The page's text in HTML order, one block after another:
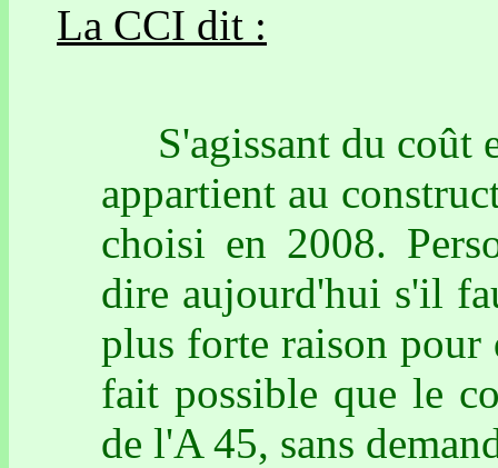
La CCI dit :
S'agissant du coût
appartient au
choisi en 2008.
dire aujourd'hui s'il
plus forte raison pour
fait possible que le
de l'A 45, sans